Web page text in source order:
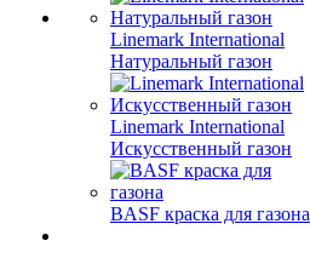
Linemark International
Натуральный газон
Linemark International
Искусственный газон
BASF краска для газона